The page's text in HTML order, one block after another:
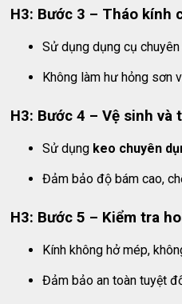
H3: Bước 3 – Tháo kính
Sử dụng dụng cụ
Không làm hư hỏng sơn
H3: Bước 4 – Vệ sinh và
Sử dụng keo chuyên
Đảm bảo độ bám cao,
H3: Bước 5 – Kiểm tra
Kính không hở mép,
Đảm bảo an toàn tuyệt